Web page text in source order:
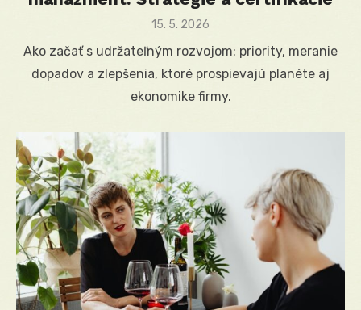
Posted
15. 5. 2026
Ako začať s udržateľným rozvojom: priority, meranie
dopadov a zlepšenia, ktoré prospievajú planéte aj
ekonomike firmy.